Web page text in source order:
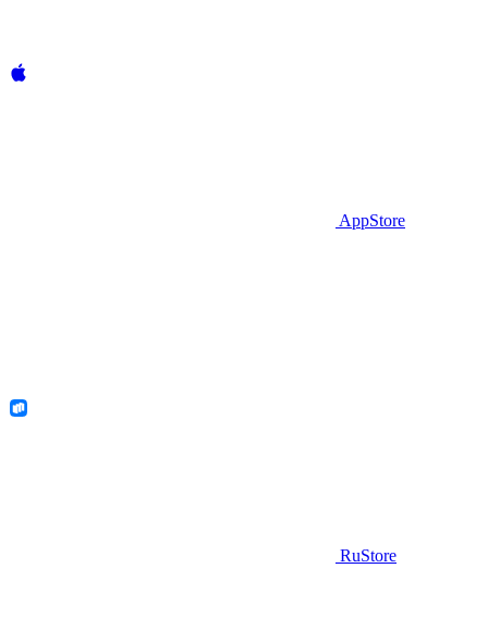
AppStore
RuStore